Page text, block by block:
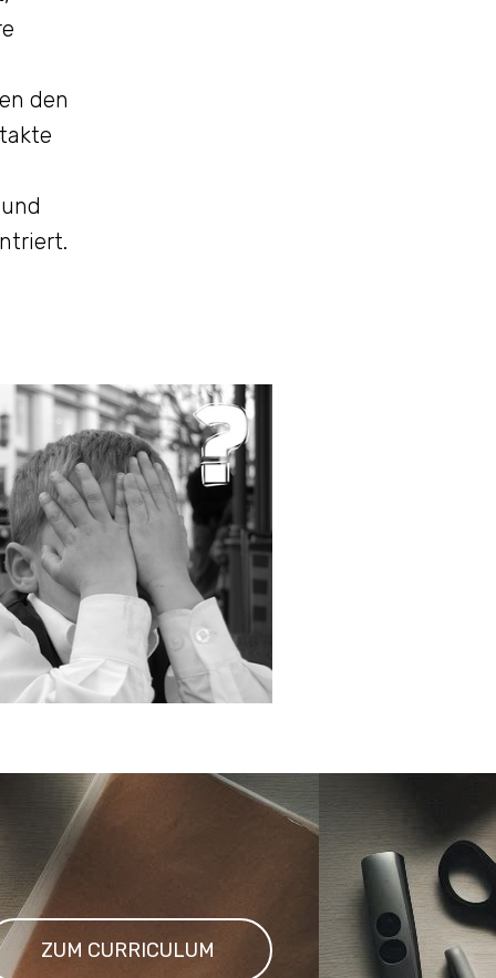
den
ZUM CURRICULUM